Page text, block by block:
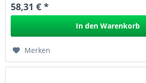
58,31 € *
In den Warenkorb
Merken